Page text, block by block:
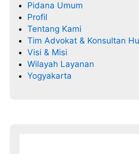
Pidana Umum
Profil
Tentang Kami
Tim Advokat & Konsultan
Visi & Misi
Wilayah Layanan
Yogyakarta